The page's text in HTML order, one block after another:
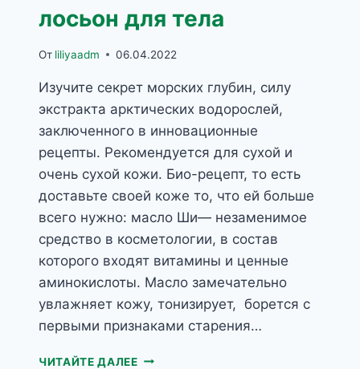
лосьон для тела
От liliyaadm 06.04.2022
Изучите секрет морских глубин, силу
экстракта арктических водорослей,
заключенного в инновационные
рецепты. Рекомендуется для сухой и
очень сухой кожи. Био-рецепт, то есть
доставьте своей коже то, что ей больше
всего нужно: масло Ши— незаменимое
средство в косметологии, в состав
которого входят витамины и ценные
аминокислоты. Масло замечательно
увлажняет кожу, тонизирует, борется с
первыми признаками старения…
ЧИТАЙТЕ ДАЛЕЕMY’BIO